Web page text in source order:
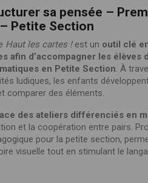
sa pensée –
Petite Section
Haut les cartes !est un outil clé
afin d’accompagner les élèves
en Petite Section. À
ludiques, les enfants
comparer des éléments.
des ateliers différenciés en
et la coopération entre pairs.
pour la petite section,
visuelle tout en stimulant le